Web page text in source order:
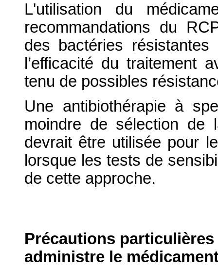
L'utilisation du
recommandations du
des bactéries
l’efficacité du traitement
tenu de possibles
Une antibiothérapie à
moindre de sélection de
devrait être utilisée pour
lorsque les tests de
de cette approche.
Précautions
administre le